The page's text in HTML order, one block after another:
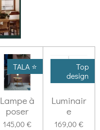
TALA ⭐️
Lampe à
poser
145,00 €
Top
design
Luminair
e
169,00 €